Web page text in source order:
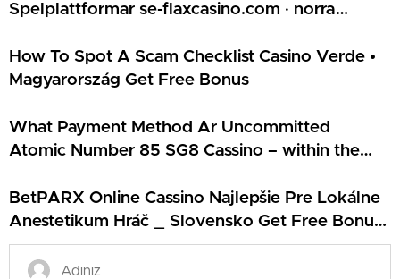
Spelplattformar se-flaxcasino.com · norra
How To Spot A Scam Checklist Casino Verde •
Magyarország Get Free Bonus
What Payment Method Ar Uncommitted
Atomic Number 85 SG8 Cassino – within the
BetPARX Online Cassino Najlepšie Pre Lokálne
Anestetikum Hráč _ Slovensko Get Free Bonus
Energy Kasino